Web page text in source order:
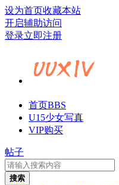
设为首页收藏本站
开启辅助访问
登录立即注册
首页BBS
U15少女写真
VIP购买
帖子
搜索